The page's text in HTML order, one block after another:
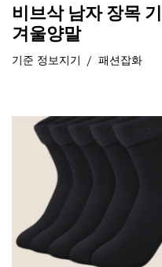
비브삭 남자 장목
겨울양말
기준 정보지기 패션잡화